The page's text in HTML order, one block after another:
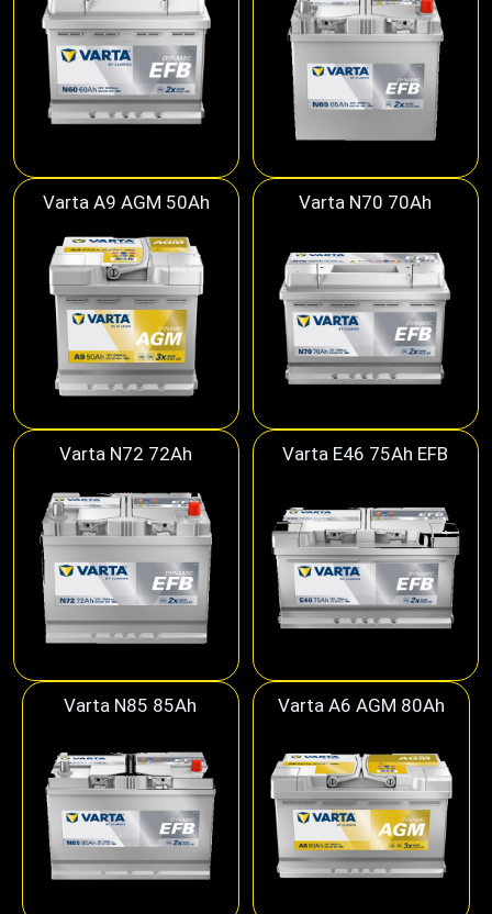
Varta A9 AGM 50Ah Varta N70 70Ah
Varta N72 72Ah Varta E46 75Ah EFB
Varta N85 85Ah Varta A6 AGM 80Ah